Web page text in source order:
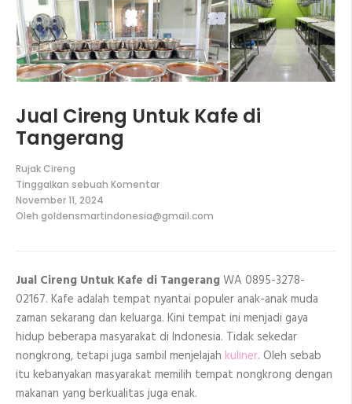
Jual Cireng Untuk Kafe di
Tangerang
Rujak Cireng
Tinggalkan sebuah Komentar
pada
Jual
Cireng
November 11, 2024
Oleh goldensmartindonesia@gmail.com
Jual Cireng Untuk Kafe di TangerangWA 0895-3278-
02167. Kafe adalah tempat nyantai populer anak-anak muda
zaman sekarang dan keluarga. Kini tempat ini menjadi gaya
hidup beberapa masyarakat di Indonesia. Tidak sekedar
nongkrong, tetapi juga sambil menjelajah kuliner. Oleh sebab
itu kebanyakan masyarakat memilih tempat nongkrong dengan
makanan yang berkualitas juga enak.